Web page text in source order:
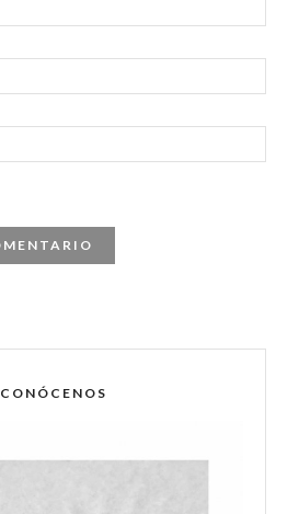
CONÓCENOS